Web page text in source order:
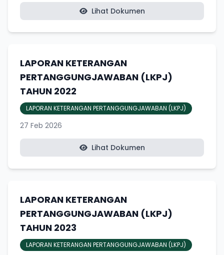
Lihat Dokumen
LAPORAN KETERANGAN
PERTANGGUNGJAWABAN (LKPJ)
TAHUN 2022
LAPORAN KETERANGAN PERTANGGUNGJAWABAN (LKPJ)
27 Feb 2026
Lihat Dokumen
LAPORAN KETERANGAN
PERTANGGUNGJAWABAN (LKPJ)
TAHUN 2023
LAPORAN KETERANGAN PERTANGGUNGJAWABAN (LKPJ)